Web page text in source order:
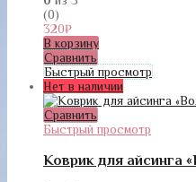
(0)
320₽
В корзину
Сравнить
Быстрый просмотр
Нет в наличии
Сравнить
Быстрый просмотр
Коврик для айсинга